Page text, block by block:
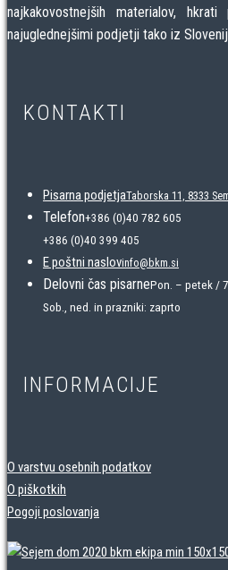
najkakovostnejših materialov,
najuglednejšimi podjetji tako iz
KONTAKTI
Pisarna podjetjaTaborska 11, 8333
Telefon+386 (0)40 782 605
+386 (0)40 399 405
E poštni naslovinfo@bkm.si
Delovni čas pisarnePon. – petek /
Sob., ned. in prazniki: zaprto
INFORMACIJE
O varstvu osebnih podatkov
O piškotkih
Pogoji poslovanja